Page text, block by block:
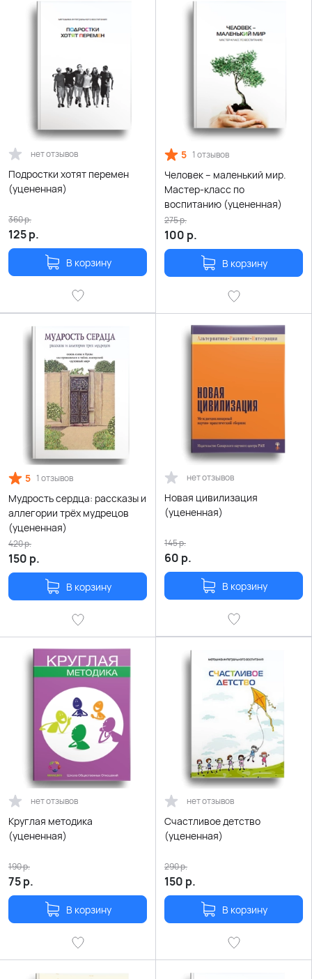
нет отзывов
Подростки хотят перемен
(уцененная)
125р.
360р.
В корзину
5 1 отзывов
Человек – маленький мир.
Мастер-класс по
воспитанию (уцененная)
100 р.
275р.
В корзину
5 1 отзывов
Мудрость сердца: рассказы и
аллегории трёх мудрецов
(уцененная)
150 р.
420р.
В корзину
нет отзывов
Новая цивилизация
(уцененная)
60 р.
145р.
В корзину
нет отзывов
Круглая методика
(уцененная)
75р.
190р.
В корзину
нет отзывов
Счастливое детство
(уцененная)
150 р.
290р.
В корзину